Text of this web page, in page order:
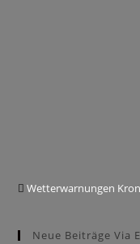
Wetterwarnungen
Neue Beiträge Via